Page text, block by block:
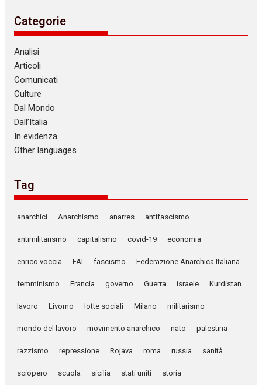
Categorie
Analisi
Articoli
Comunicati
Culture
Dal Mondo
Dall’Italia
In evidenza
Other languages
Tag
anarchici Anarchismo anarres antifascismo
antimilitarismo capitalismo covid-19 economia
enrico voccia FAI fascismo Federazione Anarchica Italiana
femminismo Francia governo Guerra israele Kurdistan
lavoro Livorno lotte sociali Milano militarismo
mondo del lavoro movimento anarchico nato palestina
razzismo repressione Rojava roma russia sanità
sciopero scuola sicilia stati uniti storia